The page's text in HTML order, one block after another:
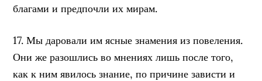
благами и предпочли их мирам.
17. Мы даровали им ясные знамения из повеления.
Они же разошлись во мнениях лишь после того,
как к ним явилось знание, по причине зависти и